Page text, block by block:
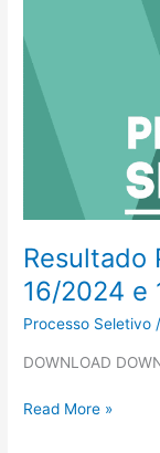
Resultado
16/2024 e
Processo Seletivo /
DOWNLOAD
e
17/2024
Read More »